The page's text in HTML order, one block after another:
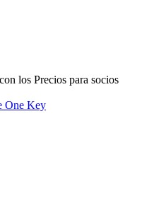
los Precios para socios
One Key